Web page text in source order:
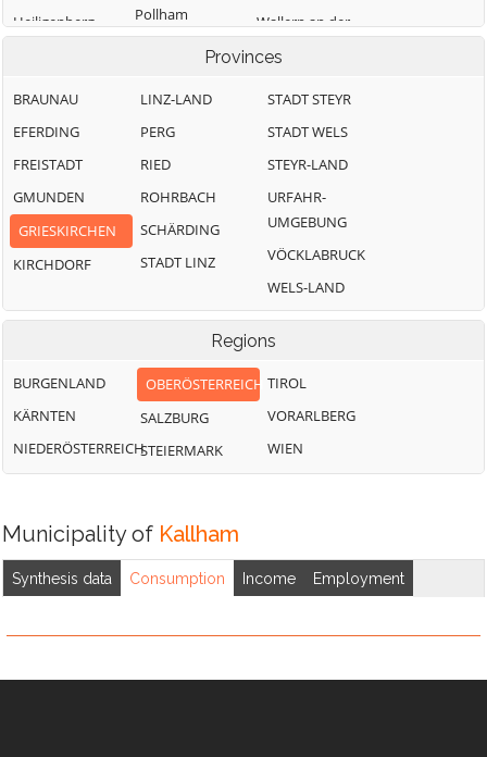
Heiligenberg
Pollham
Wallern an der
Provinces
BRAUNAU
EFERDING
FREISTADT
GMUNDEN
GRIESKIRCHEN
KIRCHDORF
LINZ-LAND
PERG
RIED
ROHRBACH
SCHÄRDING
STADT LINZ
STADT STEYR
STADT WELS
STEYR-LAND
URFAHR-
UMGEBUNG
VÖCKLABRUCK
WELS-LAND
Regions
BURGENLAND
KÄRNTEN
NIEDERÖSTERREICH
OBERÖSTERREICH
SALZBURG
STEIERMARK
TIROL
VORARLBERG
WIEN
Municipality of Kallham
Synthesis data Consumption Income Employment